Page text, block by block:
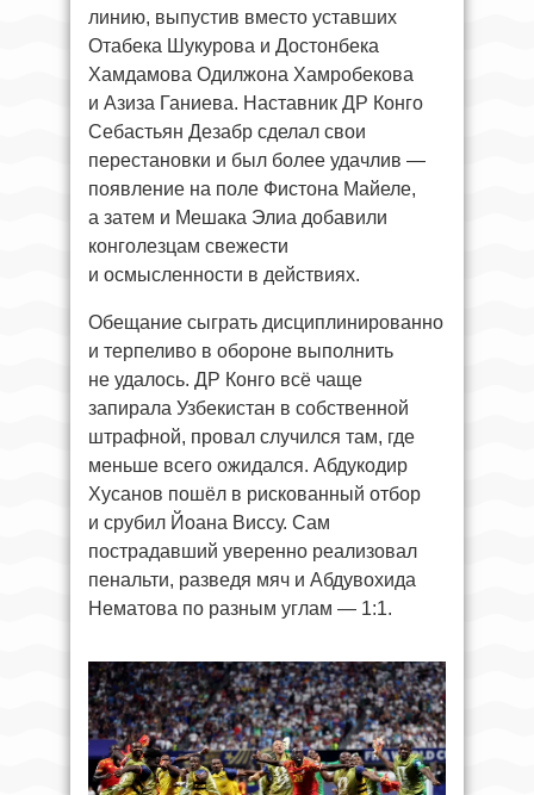
линию, выпустив вместо уставших
Отабека Шукурова и Достонбека
Хамдамова Одилжона Хамробекова
и Азиза Ганиева. Наставник ДР Конго
Себастьян Дезабр сделал свои
перестановки и был более удачлив —
появление на поле Фистона Майеле,
а затем и Мешака Элиа добавили
конголезцам свежести
и осмысленности в действиях.
Обещание сыграть дисциплинированно
и терпеливо в обороне выполнить
не удалось. ДР Конго всё чаще
запирала Узбекистан в собственной
штрафной, провал случился там, где
меньше всего ожидался. Абдукодир
Хусанов пошёл в рискованный отбор
и срубил Йоана Виссу. Сам
пострадавший уверенно реализовал
пенальти, разведя мяч и Абдувохида
Нематова по разным углам — 1:1.